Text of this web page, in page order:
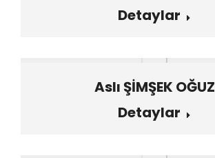
Detaylar
Aslı ŞİMŞEK OĞUZ
Detaylar